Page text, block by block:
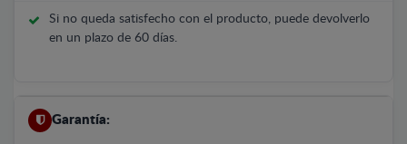
Si no queda satisfecho con el producto, puede devolverlo
en un plazo de 60 días.
Garantía: